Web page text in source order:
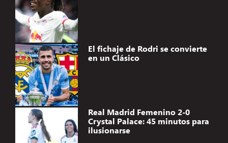
El fichaje de Rodri se convierte
en un Clásico
Real Madrid Femenino 2-0
Crystal Palace: 45 minutos para
ilusionarse